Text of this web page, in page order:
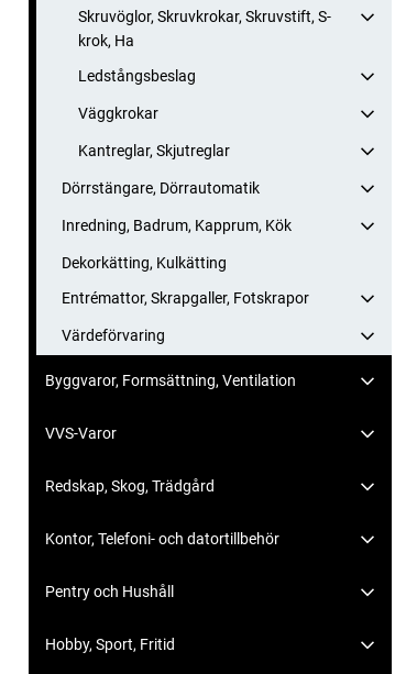
Skruvöglor, Skruvkrokar, Skruvstift, S-
krok, Ha
Ledstångsbeslag
Väggkrokar
Kantreglar, Skjutreglar
Dörrstängare, Dörrautomatik
Inredning, Badrum, Kapprum, Kök
Dekorkätting, Kulkätting
Entrémattor, Skrapgaller, Fotskrapor
Värdeförvaring
Byggvaror, Formsättning, Ventilation
VVS-Varor
Redskap, Skog, Trädgård
Kontor, Telefoni- och datortillbehör
Pentry och Hushåll
Hobby, Sport, Fritid